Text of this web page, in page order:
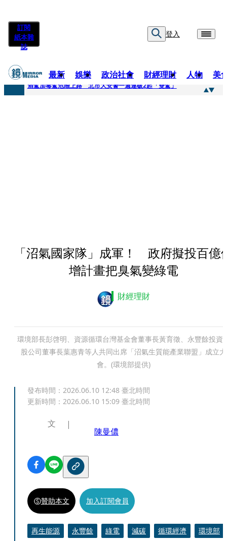
訂閱
紙本雜
誌
登入
最新 娛樂 政治社會 財經理財 人物 美
快訊
酒駕加毒駕危險上路 北市大安警一週連破2起「雙駕」
「沼氣國家隊」成軍！ 政府擬投百億
增計畫把臭氣變綠電
財經理財
環境部長彭啓明、資源循環台灣基金會董事長黃育徵、永豐餘投資
股公司董事長葉惠青等人共同出席「沼氣生質能產業聯盟」成立大
會。(環境部提供)
發布時間： 2026.06.10 12:48 臺北時間
更新時間： 2026.06.10 15:09 臺北時間
文
陳曼儂
贊助本文 加入訂閱會員
再生能源 永豐餘 綠電 減碳 循環經濟 環境部